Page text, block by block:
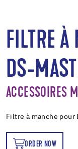
FILTRE
DS-
ACCESSOIRES
Filtre à manche pour
ORDER NOW